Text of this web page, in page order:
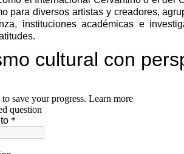
para diversos artistas y creadores,
instituciones académicas e